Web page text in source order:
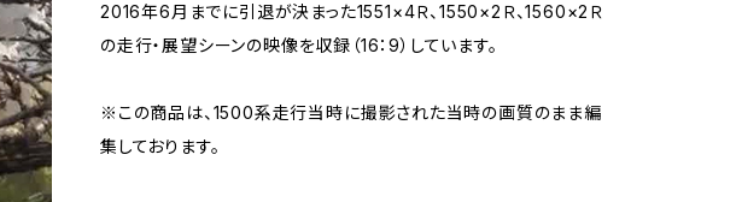
2016年6月までに引退が決まった1551×4Ｒ、1550×2Ｒ、1560×2Ｒ
の走行・展望シーンの映像を収録（16：9）しています。
※この商品は、1500系走行当時に撮影された当時の画質のまま編
集しております。